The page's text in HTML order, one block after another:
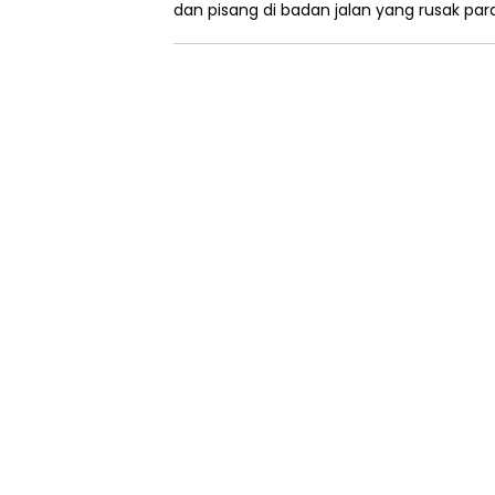
dan pisang di badan jalan yang rusak